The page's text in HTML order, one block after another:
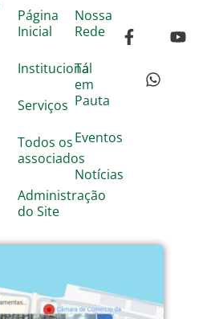
Página
Inicial
Institucional
Serviços
Todos os
associados
Administração
do Site
Nossa
Rede
Tá
em
Pauta
Eventos
Notícias